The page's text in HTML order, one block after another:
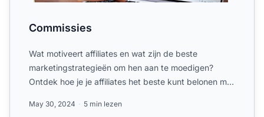
Commissies
Wat motiveert affiliates en wat zijn de beste
marketingstrategieën om hen aan te moedigen?
Ontdek hoe je je affiliates het beste kunt belonen met
May 30, 2024 5 min lezen